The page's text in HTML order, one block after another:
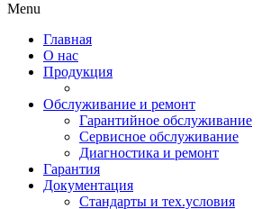
Menu
Главная
О нас
Продукция
Обслуживание и ремонт
Гарантийное обслуживание
Сервисное обслуживание
Диагностика и ремонт
Гарантия
Документация
Стандарты и тех.условия